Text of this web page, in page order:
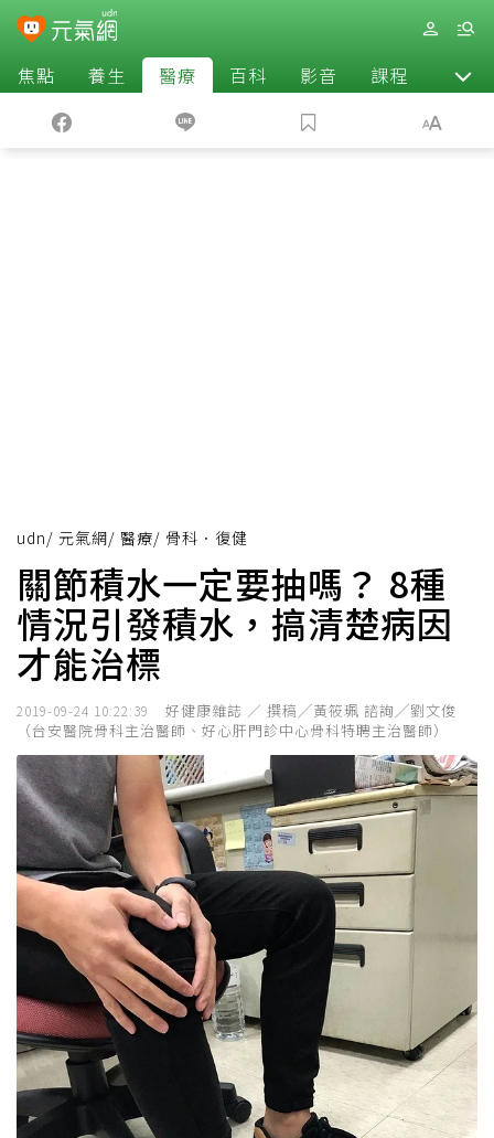
焦點 養生 醫療 百科 影音 課程 退休
udn/ 元氣網/ 醫療/ 骨科．復健
關節積水一定要抽嗎？ 8種
情況引發積水，搞清楚病因
才能治標
2019-09-24 10:22:39
好健康雜誌 ／ 撰稿╱黃筱珮 諮詢╱劉文俊
（台安醫院骨科主治醫師、好心肝門診中心骨科特聘主治醫師）